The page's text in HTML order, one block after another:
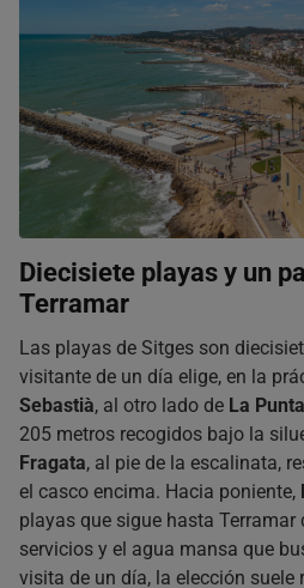
Diecisiete playas y un
Terramar
Las playas de Sitges son
visitante de un día elige, en la
Sebastià, al otro lado de La Punta
205 metros recogidos bajo la
Fragata, al pie de la escalinata,
el casco encima. Hacia poniente,
playas que sigue hasta
servicios y el agua mansa que
visita de un día, la elección suele